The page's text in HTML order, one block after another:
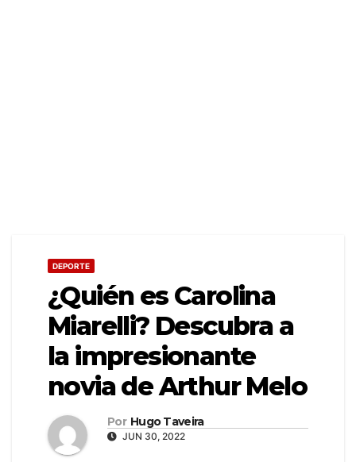
DEPORTE
¿Quién es Carolina
Miarelli? Descubra a
la impresionante
novia de Arthur Melo
Por Hugo Taveira
JUN 30, 2022